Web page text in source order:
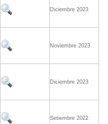
Diciembre 2023
Noviembre 2023
Diciembre 2023
Setiembre 2022